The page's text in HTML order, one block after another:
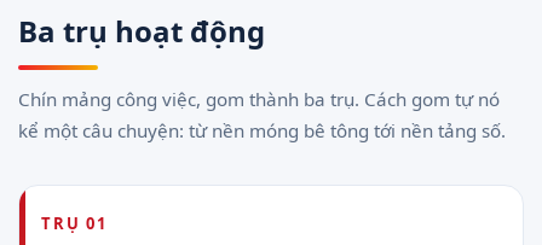
Ba trụ hoạt động
Chín mảng công việc, gom thành ba trụ. Cách gom tự nó
kể một câu chuyện: từ nền móng bê tông tới nền tảng số.
TRỤ 01